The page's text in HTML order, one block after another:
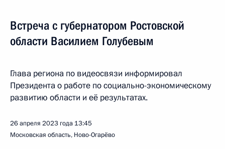
Встреча с губернатором Ростовской
области Василием Голубевым
Глава региона по видеосвязи информировал
Президента о работе по социально-экономическому
развитию области и её результатах.
26 апреля 2023 года 13:45
Московская область, Ново-Огарёво